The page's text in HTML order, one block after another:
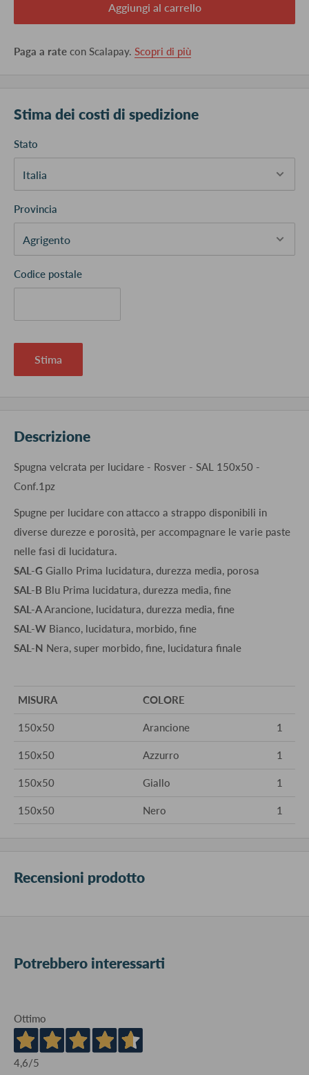
Aggiungi al carrello
Paga a rate con Scalapay. Scopri di più
Stima dei costi di spedizione
Stato
Provincia
Codice postale
Stima
Descrizione
Spugna velcrata per lucidare - Rosver - SAL 150x50 -
Conf.1pz
Spugne per lucidare con attacco a strappo disponibili in
diverse durezze e porosità, per accompagnare le varie paste
nelle fasi di lucidatura.
SAL-G Giallo Prima lucidatura, durezza media, porosa
SAL-B Blu Prima lucidatura, durezza media, fine
SAL-AArancione, lucidatura, durezza media, fine
SAL-W Bianco, lucidatura, morbido, fine
SAL-N Nera, super morbido, fine, lucidatura finale
MISURA COLORE
150x50 Arancione 1
150x50 Azzurro 1
150x50 Giallo 1
150x50 Nero 1
Recensioni prodotto
Potrebbero interessarti
Ottimo
4,6/5